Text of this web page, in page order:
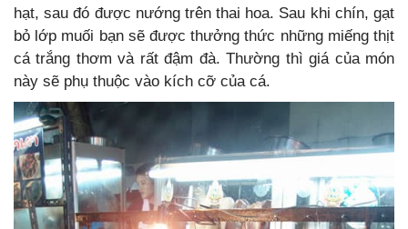
hạt, sau đó được nướng trên thai hoa. Sau khi chín, gạt
bỏ lớp muối bạn sẽ được thưởng thức những miếng thịt
cá trắng thơm và rất đậm đà. Thường thì giá của món
này sẽ phụ thuộc vào kích cỡ của cá.